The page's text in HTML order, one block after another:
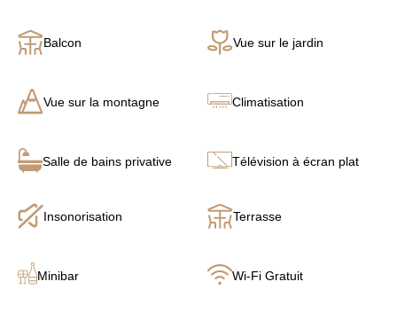
Balcon Vue sur le jardin
Vue sur la montagne Climatisation
Salle de bains privative Télévision à écran plat
Insonorisation Terrasse
Minibar Wi-Fi Gratuit